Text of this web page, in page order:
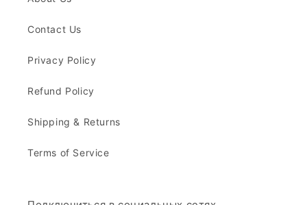
Contact Us
Privacy Policy
Refund Policy
Shipping & Returns
Terms of Service